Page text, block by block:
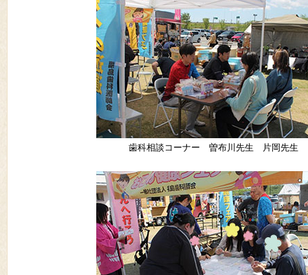
歯科相談コーナー 曽布川先生 片岡先生